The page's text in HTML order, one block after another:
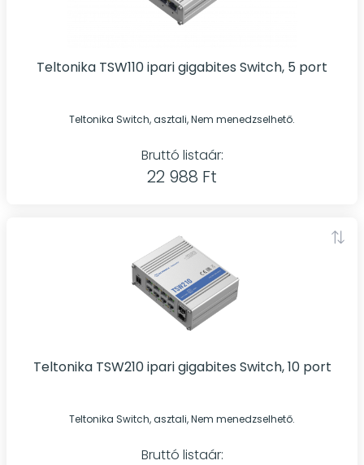
Teltonika TSW110 ipari gigabites Switch, 5 port
Teltonika Switch, asztali, Nem menedzselhető.
Bruttó listaár:
22 988 Ft
Teltonika TSW210 ipari gigabites Switch, 10 port
Teltonika Switch, asztali, Nem menedzselhető.
Bruttó listaár: